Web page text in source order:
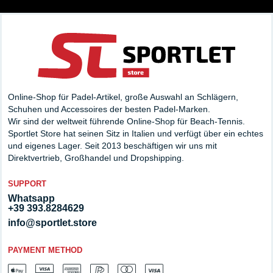
Online-Shop für Padel-Artikel, große Auswahl an Schlägern,
Schuhen und Accessoires der besten Padel-Marken.
Wir sind der weltweit führende Online-Shop für Beach-Tennis.
Sportlet Store hat seinen Sitz in Italien und verfügt über ein echtes
und eigenes Lager. Seit 2013 beschäftigen wir uns mit
Direktvertrieb, Großhandel und Dropshipping.
SUPPORT
Whatsapp
+39 393.8284629
info@sportlet.store
PAYMENT METHOD